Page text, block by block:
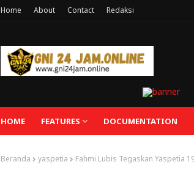
Home About Contact Redaksi
HOME FEATURES DOCUMENTATION
Beranda yaspetia Fahmi Lubis Tegaskan Yaspetia